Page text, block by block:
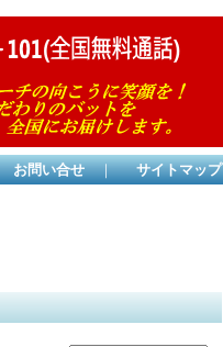
お問い合せ ｜ サイトマップ